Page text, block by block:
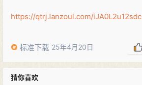
https://qtrj.lanzoul.com/iJA0L2u12sdc
标准下载 25年4月20日
猜你喜欢